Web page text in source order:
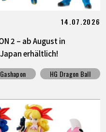
14.07.2026
2 – ab August in
erhältlich!
Gashapon HG Dragon Ball